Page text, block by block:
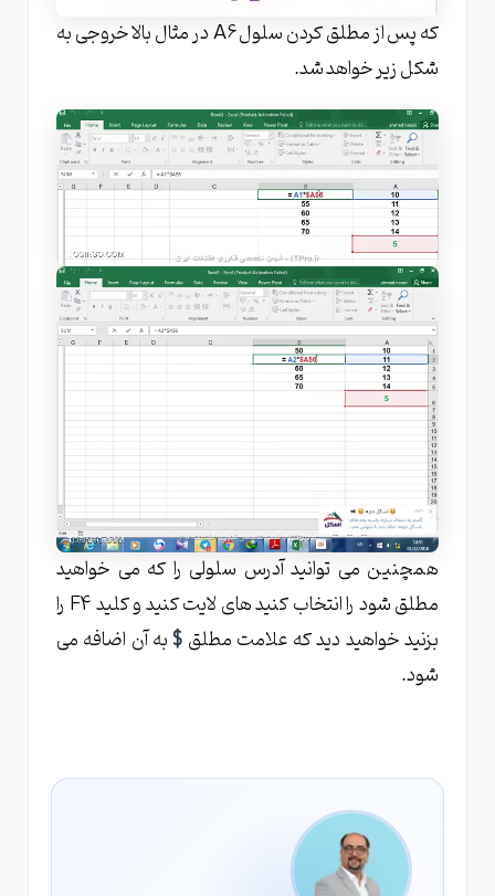
که پس از مطلق کردن سلول A6 در مثال بالا خروجی به
شکل زیر خواهد شد.
همچنین می توانید آدرس سلولی را که می خواهید
مطلق شود را انتخاب کنید های لایت کنید و کلید F4 را
بزنید خواهید دید که علامت مطلق $به آن اضافه می
شود.